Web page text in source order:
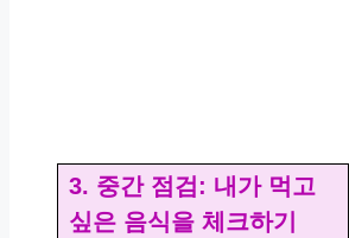
3. 중간 점검: 내가 먹고
싶은 음식을 체크하기